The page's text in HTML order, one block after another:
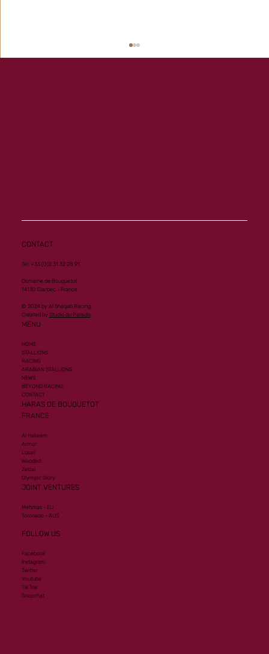
CONTACT
Tel. +33 (0)2 31 32 28 91
Domaine de Bouquetot
14130 Clarbec - France
© 2024 by Al Shaqab Racing.
Created by Studio du Paradis
MENU
HOME
STALLIONS
RACING
ARABIAN STALLIONS
NEWS
BEYOND RACING
CONTACT
HARAS DE BOUQUETOT
FRANCE
Al Hakeem
Armor
Lusail
Wooded
Zelzal
Olympic Glory
JOINT VENTURES
Mehmas - EU
Toronado - AUS
FOLLOW US
Facebook
Instagram
Twitter
Youtube
Tik Tok
Snapchat